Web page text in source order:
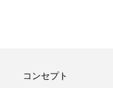
コンセプト